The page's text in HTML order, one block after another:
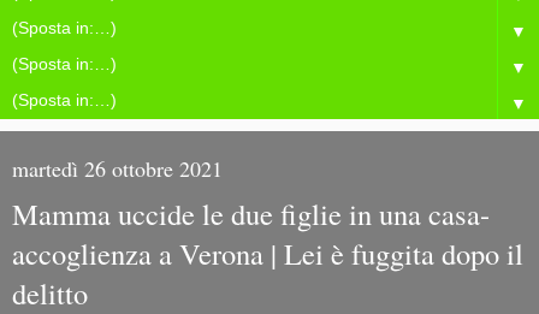
▼
▼
▼
martedì 26 ottobre 2021
Mamma uccide le due figlie in una casa-
accoglienza a Verona | Lei è fuggita dopo il
delitto